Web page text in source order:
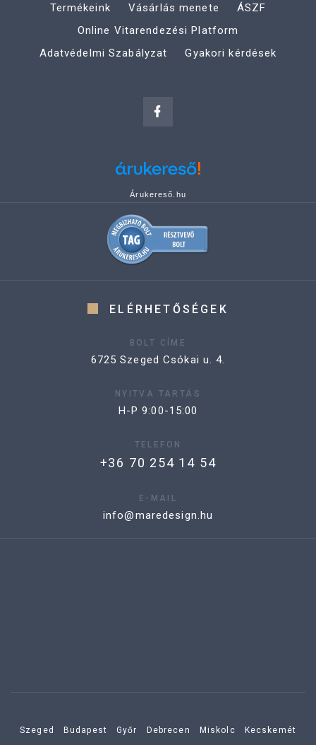
Termékeink Vásárlás menete
ÁSZF
Online Vitarendezési Platform
Adatvédelmi Szabályzat
Gyakori kérdések
Árukereső.hu
ELÉRHETŐSÉGEK
BOLT CÍME
6725 Szeged Csókai u. 4.
NYITVA TARTÁS
H-P 9:00-15:00
TELEFON
+36 70 254 14 54
E-MAIL
info@maredesign.hu
Szeged Budapest Győr Debrecen Miskolc Kecskemét